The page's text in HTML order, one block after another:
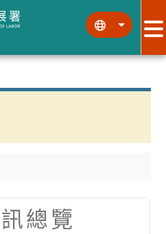
::: :::
總覽